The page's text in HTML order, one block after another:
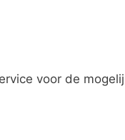
voor de